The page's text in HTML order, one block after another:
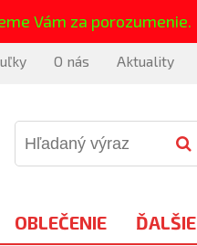
Vám za porozumenie.
O nás Aktuality
OBLEČENIE ĎALŠIE